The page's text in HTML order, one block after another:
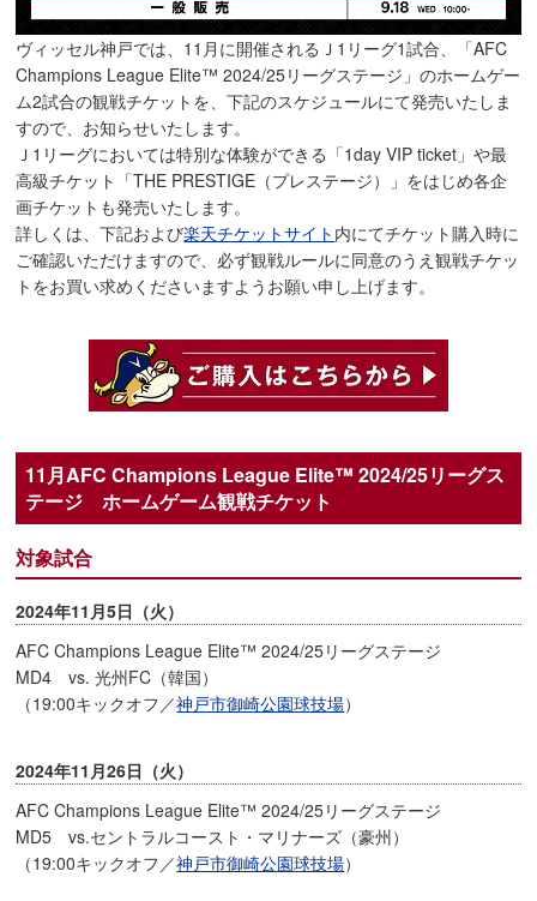
ヴィッセル神戸では、11月に開催されるＪ1リーグ1試合、「AFC
Champions League Elite™ 2024/25リーグステージ」のホームゲー
ム2試合の観戦チケットを、下記のスケジュールにて発売いたしま
すので、お知らせいたします。
Ｊ1リーグにおいては特別な体験ができる「1day VIP ticket」や最
高級チケット「THE PRESTIGE（プレステージ）」をはじめ各企
画チケットも発売いたします。
詳しくは、下記および楽天チケットサイト 内にてチケット購入時に
ご確認いただけますので、必ず観戦ルールに同意のうえ観戦チケッ
トをお買い求めくださいますようお願い申し上げます。
11月AFC Champions League Elite™ 2024/25リーグス
テージ ホームゲーム観戦チケット
対象試合
2024年11月5日（火）
AFC Champions League Elite™ 2024/25リーグステージ
MD4 vs. 光州FC（韓国）
（19:00キックオフ／神戸市御崎公園球技場）
2024年11月26日（火）
AFC Champions League Elite™ 2024/25リーグステージ
MD5 vs.セントラルコースト・マリナーズ（豪州）
（19:00キックオフ／神戸市御崎公園球技場）